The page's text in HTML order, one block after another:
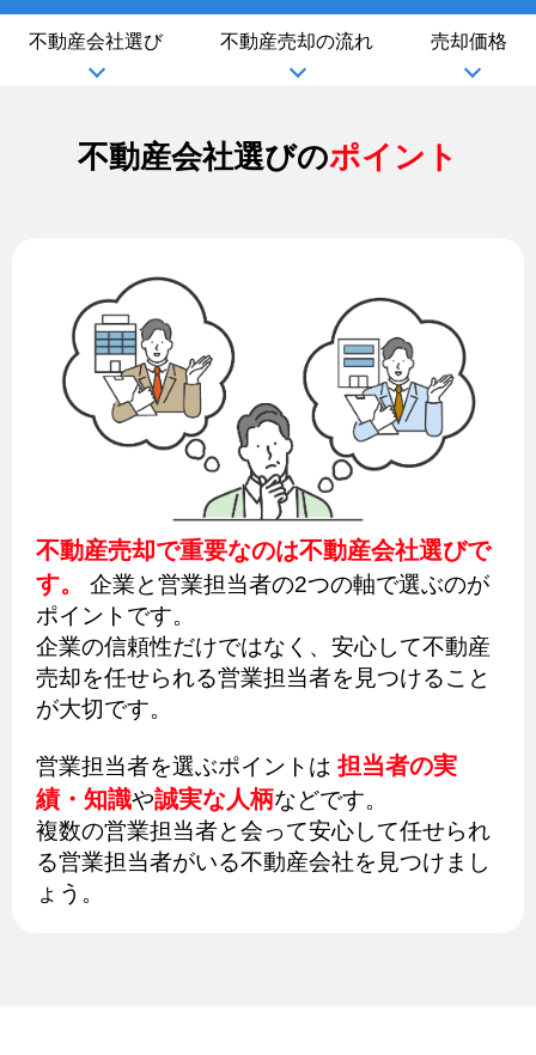
不動産会社選び 不動産売却の流れ 売却価格
不動産会社選びのポイント
不動産売却で重要なのは不動産会社選びで
す。
企業と営業担当者の2つの軸で選ぶのが
ポイントです。
企業の信頼性だけではなく、安心して不動産
売却を任せられる営業担当者を見つけること
が大切です。
営業担当者を選ぶポイントは 担当者の実
績・知識や誠実な人柄などです。
複数の営業担当者と会って安心して任せられ
る営業担当者がいる不動産会社を見つけまし
ょう。